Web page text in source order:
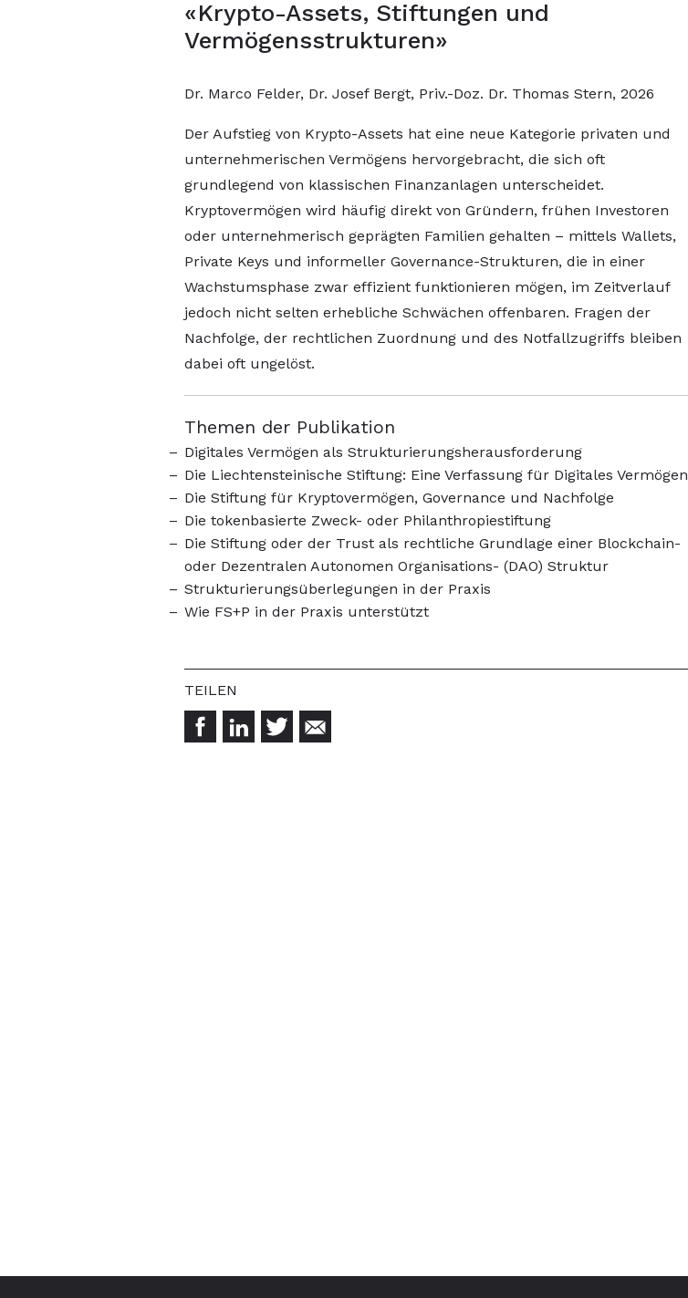
«Krypto-Assets, Stiftungen und
Vermögensstrukturen»
Dr. Marco Felder, Dr. Josef Bergt, Priv.-Doz. Dr. Thomas Stern, 2026
Der Aufstieg von Krypto-Assets hat eine neue Kategorie privaten und
unternehmerischen Vermögens hervorgebracht, die sich oft
grundlegend von klassischen Finanzanlagen unterscheidet.
Kryptovermögen wird häufig direkt von Gründern, frühen Investoren
oder unternehmerisch geprägten Familien gehalten – mittels Wallets,
Private Keys und informeller Governance-Strukturen, die in einer
Wachstumsphase zwar effizient funktionieren mögen, im Zeitverlauf
jedoch nicht selten erhebliche Schwächen offenbaren. Fragen der
Nachfolge, der rechtlichen Zuordnung und des Notfallzugriffs bleiben
dabei oft ungelöst.
Themen der Publikation
Digitales Vermögen als Strukturierungsherausforderung
Die Liechtensteinische Stiftung: Eine Verfassung für Digitales Vermögen
Die Stiftung für Kryptovermögen, Governance und Nachfolge
Die tokenbasierte Zweck- oder Philanthropiestiftung
Die Stiftung oder der Trust als rechtliche Grundlage einer Blockchain-
oder Dezentralen Autonomen Organisations- (DAO) Struktur
Strukturierungsüberlegungen in der Praxis
Wie FS+P in der Praxis unterstützt